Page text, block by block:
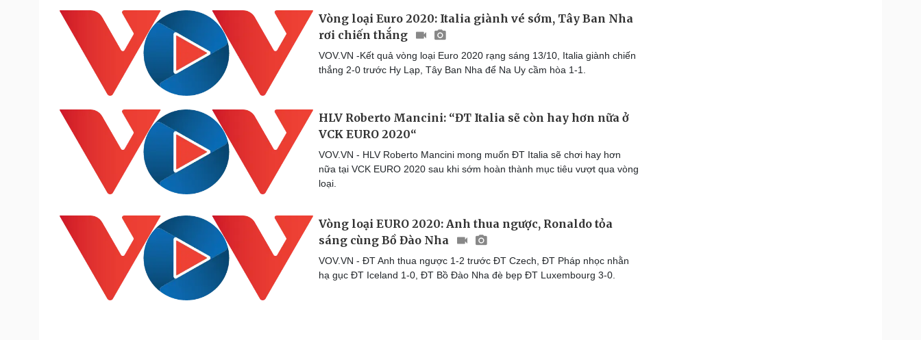
Vòng loại Euro 2020: Italia giành vé sớm, Tây Ban Nha
rơi chiến thắng
VOV.VN -Kết quả vòng loại Euro 2020 rạng sáng 13/10, Italia giành chiến
thắng 2-0 trước Hy Lạp, Tây Ban Nha để Na Uy cầm hòa 1-1.
HLV Roberto Mancini: “ĐT Italia sẽ còn hay hơn nữa ở
VCK EURO 2020“
VOV.VN - HLV Roberto Mancini mong muốn ĐT Italia sẽ chơi hay hơn
nữa tại VCK EURO 2020 sau khi sớm hoàn thành mục tiêu vượt qua vòng
loại.
Vòng loại EURO 2020: Anh thua ngược, Ronaldo tỏa
sáng cùng Bồ Đào Nha
VOV.VN - ĐT Anh thua ngược 1-2 trước ĐT Czech, ĐT Pháp nhọc nhằn
hạ gục ĐT Iceland 1-0, ĐT Bồ Đào Nha đè bẹp ĐT Luxembourg 3-0.